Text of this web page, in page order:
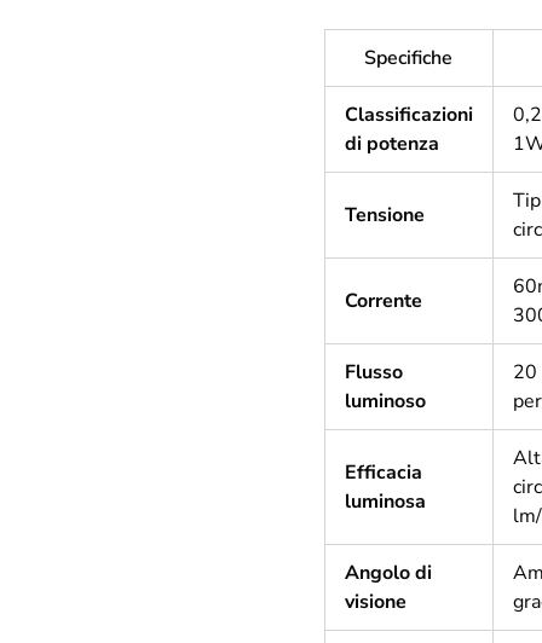
Specifiche
Classificazioni
di potenza
Tensione
Corrente
Flusso
luminoso
20
Efficacia
luminosa
Angolo di
visione